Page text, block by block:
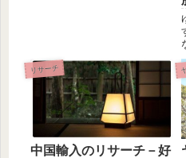
リサーチ
中国輸入のリサーチ－好